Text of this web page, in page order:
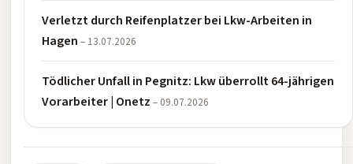
Verletzt durch Reifenplatzer bei Lkw-Arbeiten in
Hagen– 13.07.2026
Tödlicher Unfall in Pegnitz: Lkw überrollt 64-jährigen
Vorarbeiter | Onetz– 09.07.2026